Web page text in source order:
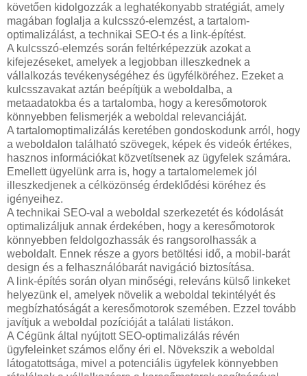
követően kidolgozzák a leghatékonyabb stratégiát, amely
magában foglalja a kulcsszó-elemzést, a tartalom-
optimalizálást, a technikai SEO-t és a link-építést.
A kulcsszó-elemzés során feltérképezzük azokat a
kifejezéseket, amelyek a legjobban illeszkednek a
vállalkozás tevékenységéhez és ügyfélköréhez. Ezeket a
kulcsszavakat aztán beépítjük a weboldalba, a
metaadatokba és a tartalomba, hogy a keresőmotorok
könnyebben felismerjék a weboldal relevanciáját.
A tartalomoptimalizálás keretében gondoskodunk arról, hogy
a weboldalon található szövegek, képek és videók értékes,
hasznos információkat közvetítsenek az ügyfelek számára.
Emellett ügyelünk arra is, hogy a tartalomelemek jól
illeszkedjenek a célközönség érdeklődési köréhez és
igényeihez.
A technikai SEO-val a weboldal szerkezetét és kódolását
optimalizáljuk annak érdekében, hogy a keresőmotorok
könnyebben feldolgozhassák és rangsorolhassák a
weboldalt. Ennek része a gyors betöltési idő, a mobil-barát
design és a felhasználóbarát navigáció biztosítása.
A link-építés során olyan minőségi, releváns külső linkeket
helyezünk el, amelyek növelik a weboldal tekintélyét és
megbízhatóságát a keresőmotorok szemében. Ezzel tovább
javítjuk a weboldal pozícióját a találati listákon.
A Cégünk által nyújtott SEO-optimalizálás révén
ügyfeleinket számos előny éri el. Növekszik a weboldal
látogatottsága, mivel a potenciális ügyfelek könnyebben